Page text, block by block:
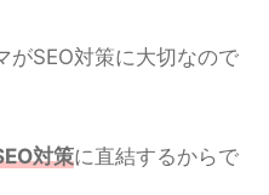
がSEO対策に大切なので
対策に直結するからで